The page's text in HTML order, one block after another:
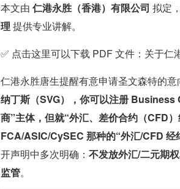
货币兑换
牌照
国际汇款
牌照
支付机构
牌照
牌照
本文由 仁港永胜（香港）有限公司 拟定
理 提供专业讲解。
✅ 点击这里可以下载 PDF 文件： 关于仁
仁港永胜唐生提醒有意申请圣文森特的
纳丁斯（SVG），你可以注册
商”主体，但就“外汇、差价合约（CFD
FCA/ASIC/CySEC 那种的“外汇/CFD
开声明中多次明确： 不发放外汇/二元期
监管。